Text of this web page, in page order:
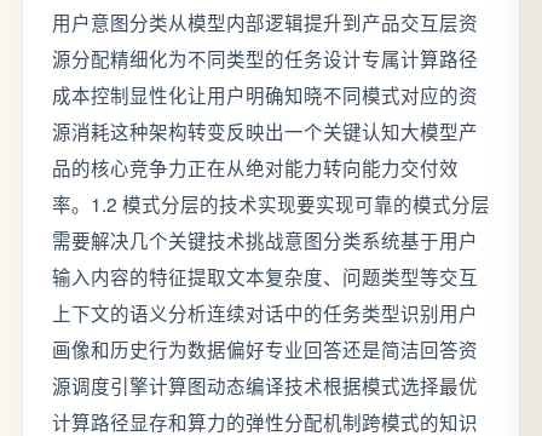
用户意图分类从模型内部逻辑提升到产品交互层资
源分配精细化为不同类型的任务设计专属计算路径
成本控制显性化让用户明确知晓不同模式对应的资
源消耗这种架构转变反映出一个关键认知大模型产
品的核心竞争力正在从绝对能力转向能力交付效
率。1.2 模式分层的技术实现要实现可靠的模式分层
需要解决几个关键技术挑战意图分类系统基于用户
输入内容的特征提取文本复杂度、问题类型等交互
上下文的语义分析连续对话中的任务类型识别用户
画像和历史行为数据偏好专业回答还是简洁回答资
源调度引擎计算图动态编译技术根据模式选择最优
计算路径显存和算力的弹性分配机制跨模式的知识